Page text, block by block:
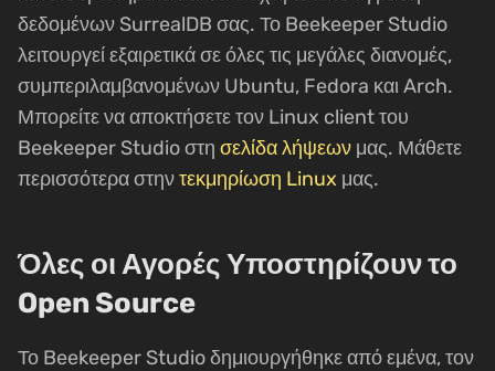
δεδομένων SurrealDB σας. Το Beekeeper Studio
λειτουργεί εξαιρετικά σε όλες τις μεγάλες διανομές,
συμπεριλαμβανομένων Ubuntu, Fedora και Arch.
Μπορείτε να αποκτήσετε τον Linux client του
Beekeeper Studio στη σελίδα λήψεων μας. Μάθετε
περισσότερα στηντεκμηρίωση Linux μας.
Όλες οι Αγορές Υποστηρίζουν το
Open Source
Το Beekeeper Studio δημιουργήθηκε από εμένα, τον